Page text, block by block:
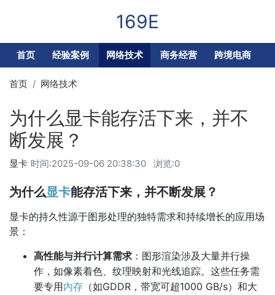
169E
首页 经验案例 网络技术 商务经营 跨境电商
首页 网络技术
为什么显卡能存活下来，并不
断发展？
时间:2025-09-06 20:38:30 浏览:0
显卡
为什么显卡能存活下来，并不断发展？
显卡的持久性源于图形处理的独特需求和持续增长的应用场
景：
高性能与并行计算需求 ：图形渲染涉及大量并行操
作，如像素着色、纹理映射和光线追踪。这些任务需
要专用内存 （如GDDR，带宽可超1000 GB/s）和大